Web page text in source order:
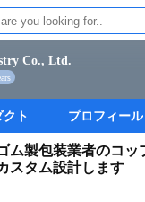
Co., Ltd.
クト プロフィール
ム製包装業者のコッ
スタム設計します